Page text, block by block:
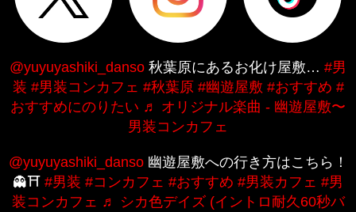
@yuyuyashiki_danso 秋葉原にあるお化け屋敷… #男
装 #男装コンカフェ #秋葉原 #幽遊屋敷 #おすすめ #
おすすめにのりたい ♬ オリジナル楽曲 - 幽遊屋敷〜
男装コンカフェ
@yuyuyashiki_danso幽遊屋敷への行き方はこちら！
👻⛩️ #男装 #コンカフェ #おすすめ #男装カフェ #男
装コンカフェ ♬ シカ色デイズ (イントロ耐久60秒バ